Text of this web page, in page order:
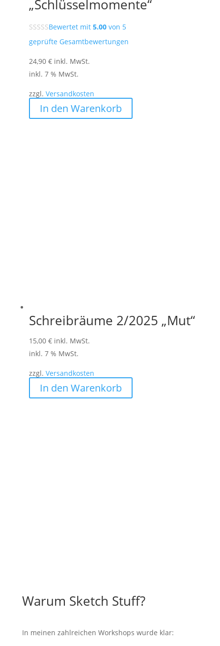
„Schlüsselmomente“
Bewertet mit 5.00von 5
geprüfte Gesamtbewertungen
24,90 € inkl. MwSt.
inkl. 7 % MwSt.
zzgl. Versandkosten
In den Warenkorb
Schreibräume 2/2025 „Mut“
15,00 € inkl. MwSt.
inkl. 7 % MwSt.
zzgl. Versandkosten
In den Warenkorb
Warum Sketch Stuff?
In meinen zahlreichen Workshops wurde klar: